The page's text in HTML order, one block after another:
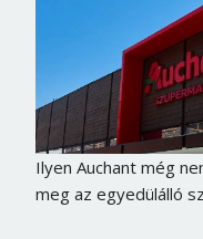
Ilyen Auchant még
meg az egyedülálló